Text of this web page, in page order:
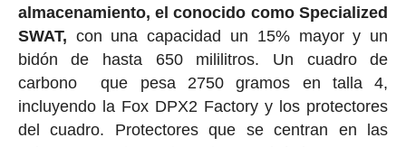
almacenamiento, el conocido como Specialized
SWAT, con una capacidad un 15% mayor y un
bidón de hasta 650 mililitros. Un cuadro de
carbono que pesa 2750 gramos en talla 4,
incluyendo la Fox DPX2 Factory y los protectores
del cuadro. Protectores que se centran en las